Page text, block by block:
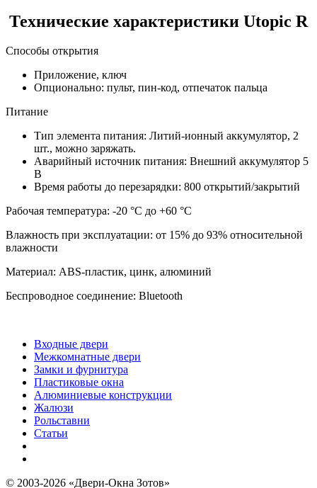
Технические характеристики Utopic R
Способы открытия
Приложение, ключ
Опционально: пульт, пин-код, отпечаток пальца
Питание
Тип элемента питания: Литий-ионный аккумулятор, 2
шт., можно заряжать.
Аварийный источник питания: Внешний аккумулятор 5
В
Время работы до перезарядки: 800 открытий/закрытий
Рабочая температура: -20 °C до +60 °C
Влажность при эксплуатации: от 15% до 93% относительной
влажности
Материал: ABS-пластик, цинк, алюминий
Беспроводное соединение: Bluetooth
Входные двери
Межкомнатные двери
Замки и фурнитура
Пластиковые окна
Алюминиевые конструкции
Жалюзи
Рольставни
Статьи
© 2003-2026 «Двери-Окна Зотов»